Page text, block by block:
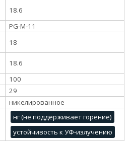
18.6
PG-M-11
18
18.6
100
29
никелированное
нг (не поддерживает горение)
устойчивость к УФ-излучению